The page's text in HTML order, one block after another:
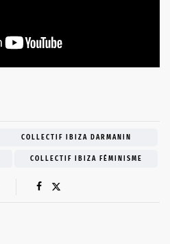
COLLECTIF IBIZA DARMANIN
COLLECTIF IBIZA FÉMINISME